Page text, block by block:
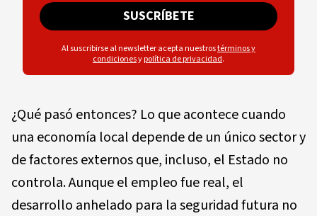
SUSCRÍBETE
Al suscribirse al newsletter acepta nuestrostérminos y
condicionesypolítica de privacidad.
¿Qué pasó entonces? Lo que acontece cuando
una economía local depende de un único sector y
de factores externos que, incluso, el Estado no
controla. Aunque el empleo fue real, el
desarrollo anhelado para la seguridad futura no